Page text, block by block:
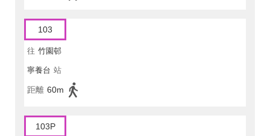
103
往 竹園邨
寧養台 站
距離 60m
103P